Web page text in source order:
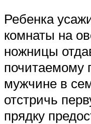
Ребенка
комнаты на
ножницы
почитаемому
мужчине в
отстричь
прядку